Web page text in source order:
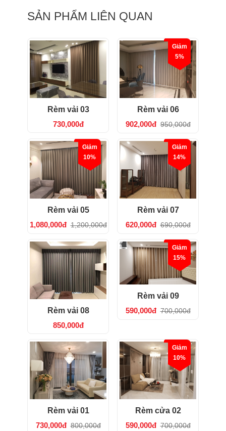
SẢN PHẨM LIÊN QUAN
Rèm vải 03
730,000đ
Giảm
5%
Rèm vải 06
902,000đ 950,000đ
Giảm
10%
Rèm vải 05
1,080,000đ 1,200,000đ
Giảm
14%
Rèm vải 07
620,000đ 690,000đ
Rèm vải 08
850,000đ
Giảm
15%
Rèm vải 09
590,000đ 700,000đ
Rèm vải 01
730,000đ 800,000đ
Giảm
10%
Rèm cửa 02
590,000đ 700,000đ